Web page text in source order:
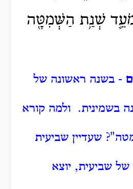
שְׁנַ֥ת הַשְּׁמִטָּ֖ה
- בשנה ראשונה של
בשמינית. ולמה קורא
שעדיין שביעית
שביעית, יוצא